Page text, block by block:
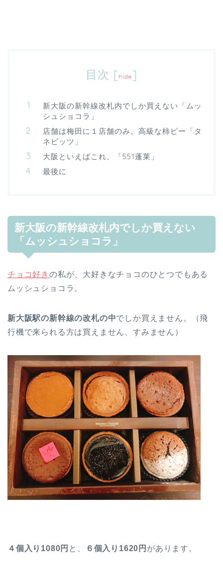
目次 [ hide]
新大阪の新幹線改札内でしか買えない「ムッ
シュショコラ」
店舗は梅田に１店舗のみ。高級な柿ピー「タ
ネビッツ」
大阪といえばこれ、「551蓬莱」
最後に
新大阪の新幹線改札内でしか買えない
「ムッシュショコラ」
チョコ好き の私が、大好きなチョコのひとつでもある
ムッシュショコラ。
新大阪駅の新幹線の改札の中でしか買えません。（飛
行機で来られる方は買えません、すみません）
４個入り1080円 と、 ６個入り1620円 があります。